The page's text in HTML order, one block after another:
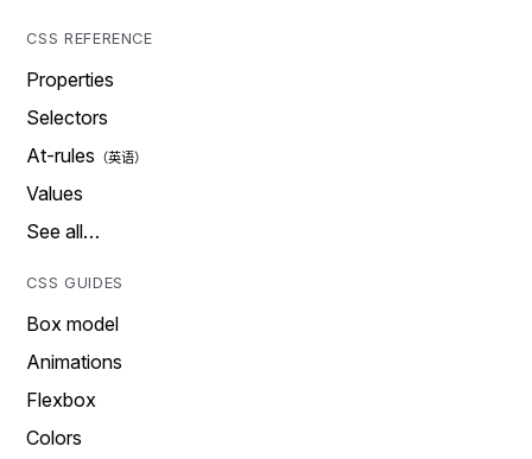
CSS REFERENCE
Properties
Selectors
At-rules
Values
See all…
CSS GUIDES
Box model
Animations
Flexbox
Colors